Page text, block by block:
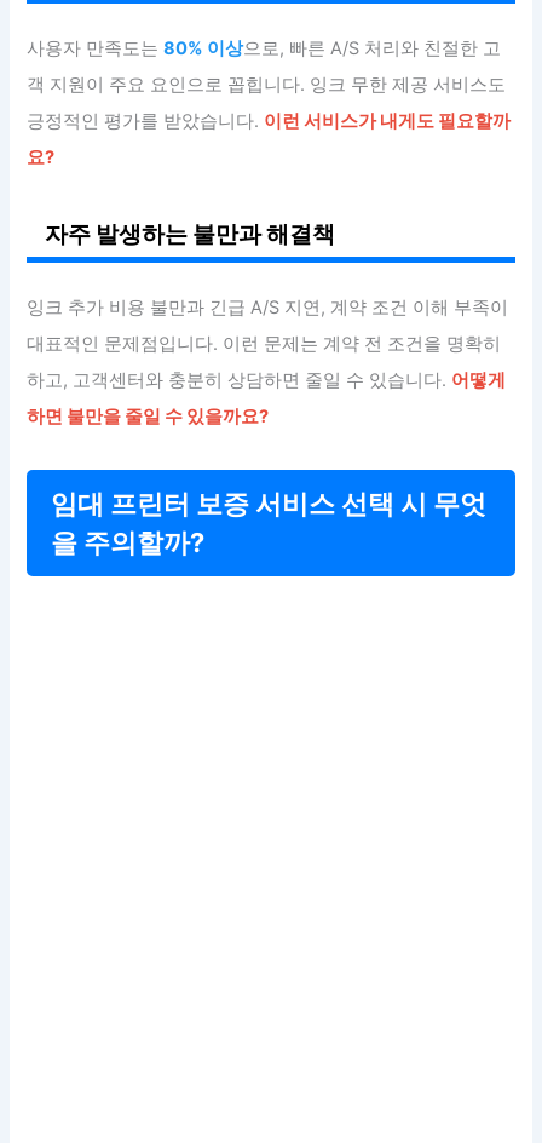
사용자 만족도는80% 이상으로, 빠른 A/S 처리와 친절한 고
객 지원이 주요 요인으로 꼽힙니다. 잉크 무한 제공 서비스도
긍정적인 평가를 받았습니다. 이런 서비스가 내게도 필요할까
요?
자주 발생하는 불만과 해결책
잉크 추가 비용 불만과 긴급 A/S 지연, 계약 조건 이해 부족이
대표적인 문제점입니다. 이런 문제는 계약 전 조건을 명확히
하고, 고객센터와 충분히 상담하면 줄일 수 있습니다. 어떻게
하면 불만을 줄일 수 있을까요?
임대 프린터 보증 서비스 선택 시 무엇
을 주의할까?